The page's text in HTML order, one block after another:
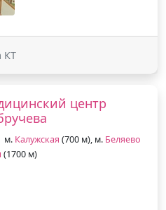
КТ
центр
| м. Калужская (700 м), м. Беляево
(1700 м)